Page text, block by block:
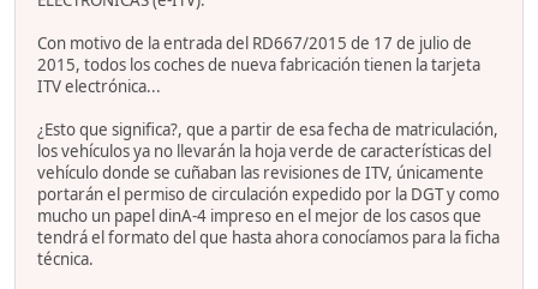
Con motivo de la entrada del RD667/2015 de 17 de julio de
2015, todos los coches de nueva fabricación tienen la tarjeta
ITV electrónica...
¿Esto que significa?, que a partir de esa fecha de matriculación,
los vehículos ya no llevarán la hoja verde de características del
vehículo donde se cuñaban las revisiones de ITV, únicamente
portarán el permiso de circulación expedido por la DGT y como
mucho un papel dinA-4 impreso en el mejor de los casos que
tendrá el formato del que hasta ahora conocíamos para la ficha
técnica.